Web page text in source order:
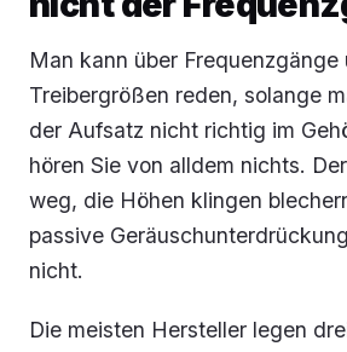
Man kann über Frequenzgänge
Treibergrößen reden, solange
der Aufsatz nicht richtig im
hören Sie von alldem nichts.
weg, die Höhen klingen
passive
nicht.
Die meisten Hersteller legen